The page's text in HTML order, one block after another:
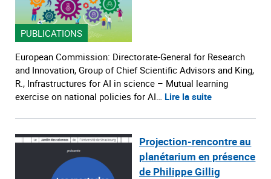
PUBLICATIONS
European Commission: Directorate-General for Research
and Innovation, Group of Chief Scientific Advisors and King,
R., Infrastructures for AI in science – Mutual learning
exercise on national policies for AI… Lire la suite
Projection-rencontre au
planétarium en présence
de Philippe Gillig